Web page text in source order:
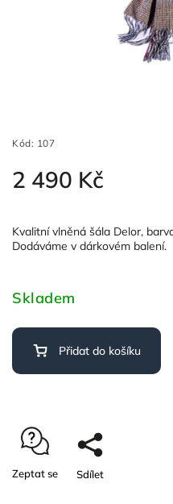
Kód: 107
2 490 Kč
Kvalitní vlněná šála Delor,
Dodáváme v dárkovém balení.
Skladem
Přidat do košíku
Zeptat se Sdílet